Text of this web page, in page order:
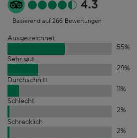
4.3
Basierend auf 266 Bewertungen
Ausgezeichnet
55%
Sehr gut
29%
Durchschnitt
11%
Schlecht
2%
Schrecklich
2%